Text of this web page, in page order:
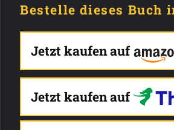
Bestelle dieses Buch
Jetzt kaufen auf
Jetzt kaufen auf